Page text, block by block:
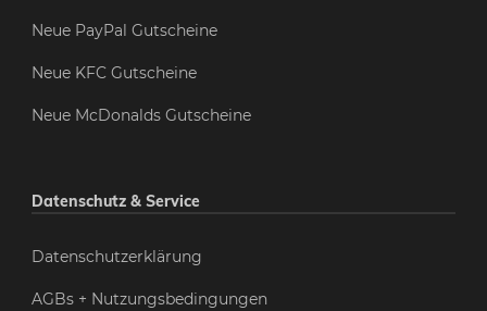
Neue PayPal Gutscheine
Neue KFC Gutscheine
Neue McDonalds Gutscheine
Datenschutz & Service
Datenschutzerklärung
AGBs + Nutzungsbedingungen